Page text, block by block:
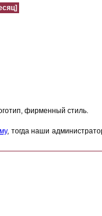
фирменный стиль.
, тогда наши